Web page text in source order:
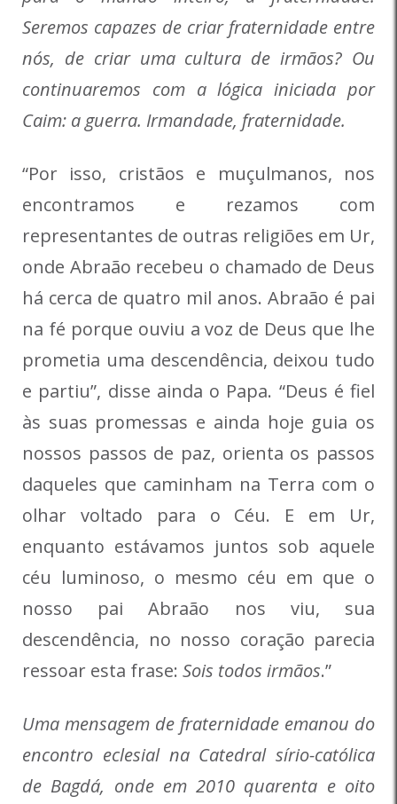
Seremos capazes de criar fraternidade entre
nós, de criar uma cultura de irmãos? Ou
continuaremos com a lógica iniciada por
Caim: a guerra. Irmandade, fraternidade.
“Por isso, cristãos e muçulmanos, nos
encontramos e rezamos com
representantes de outras religiões em Ur,
onde Abraão recebeu o chamado de Deus
há cerca de quatro mil anos. Abraão é pai
na fé porque ouviu a voz de Deus que lhe
prometia uma descendência, deixou tudo
e partiu”, disse ainda o Papa. “Deus é fiel
às suas promessas e ainda hoje guia os
nossos passos de paz, orienta os passos
daqueles que caminham na Terra com o
olhar voltado para o Céu. E em Ur,
enquanto estávamos juntos sob aquele
céu luminoso, o mesmo céu em que o
nosso pai Abraão nos viu, sua
descendência, no nosso coração parecia
ressoar esta frase: Sois todos irmãos.”
Uma mensagem de fraternidade emanou do
encontro eclesial na Catedral sírio-católica
de Bagdá, onde em 2010 quarenta e oito